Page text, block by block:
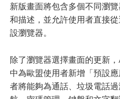
新版畫面將包含多個不同瀏
和描述，並允許使用者直接
設瀏覽器。
除了瀏覽器選擇畫面的更新
中為歐盟使用者新增「預設
者將能夠為通話、垃圾電話